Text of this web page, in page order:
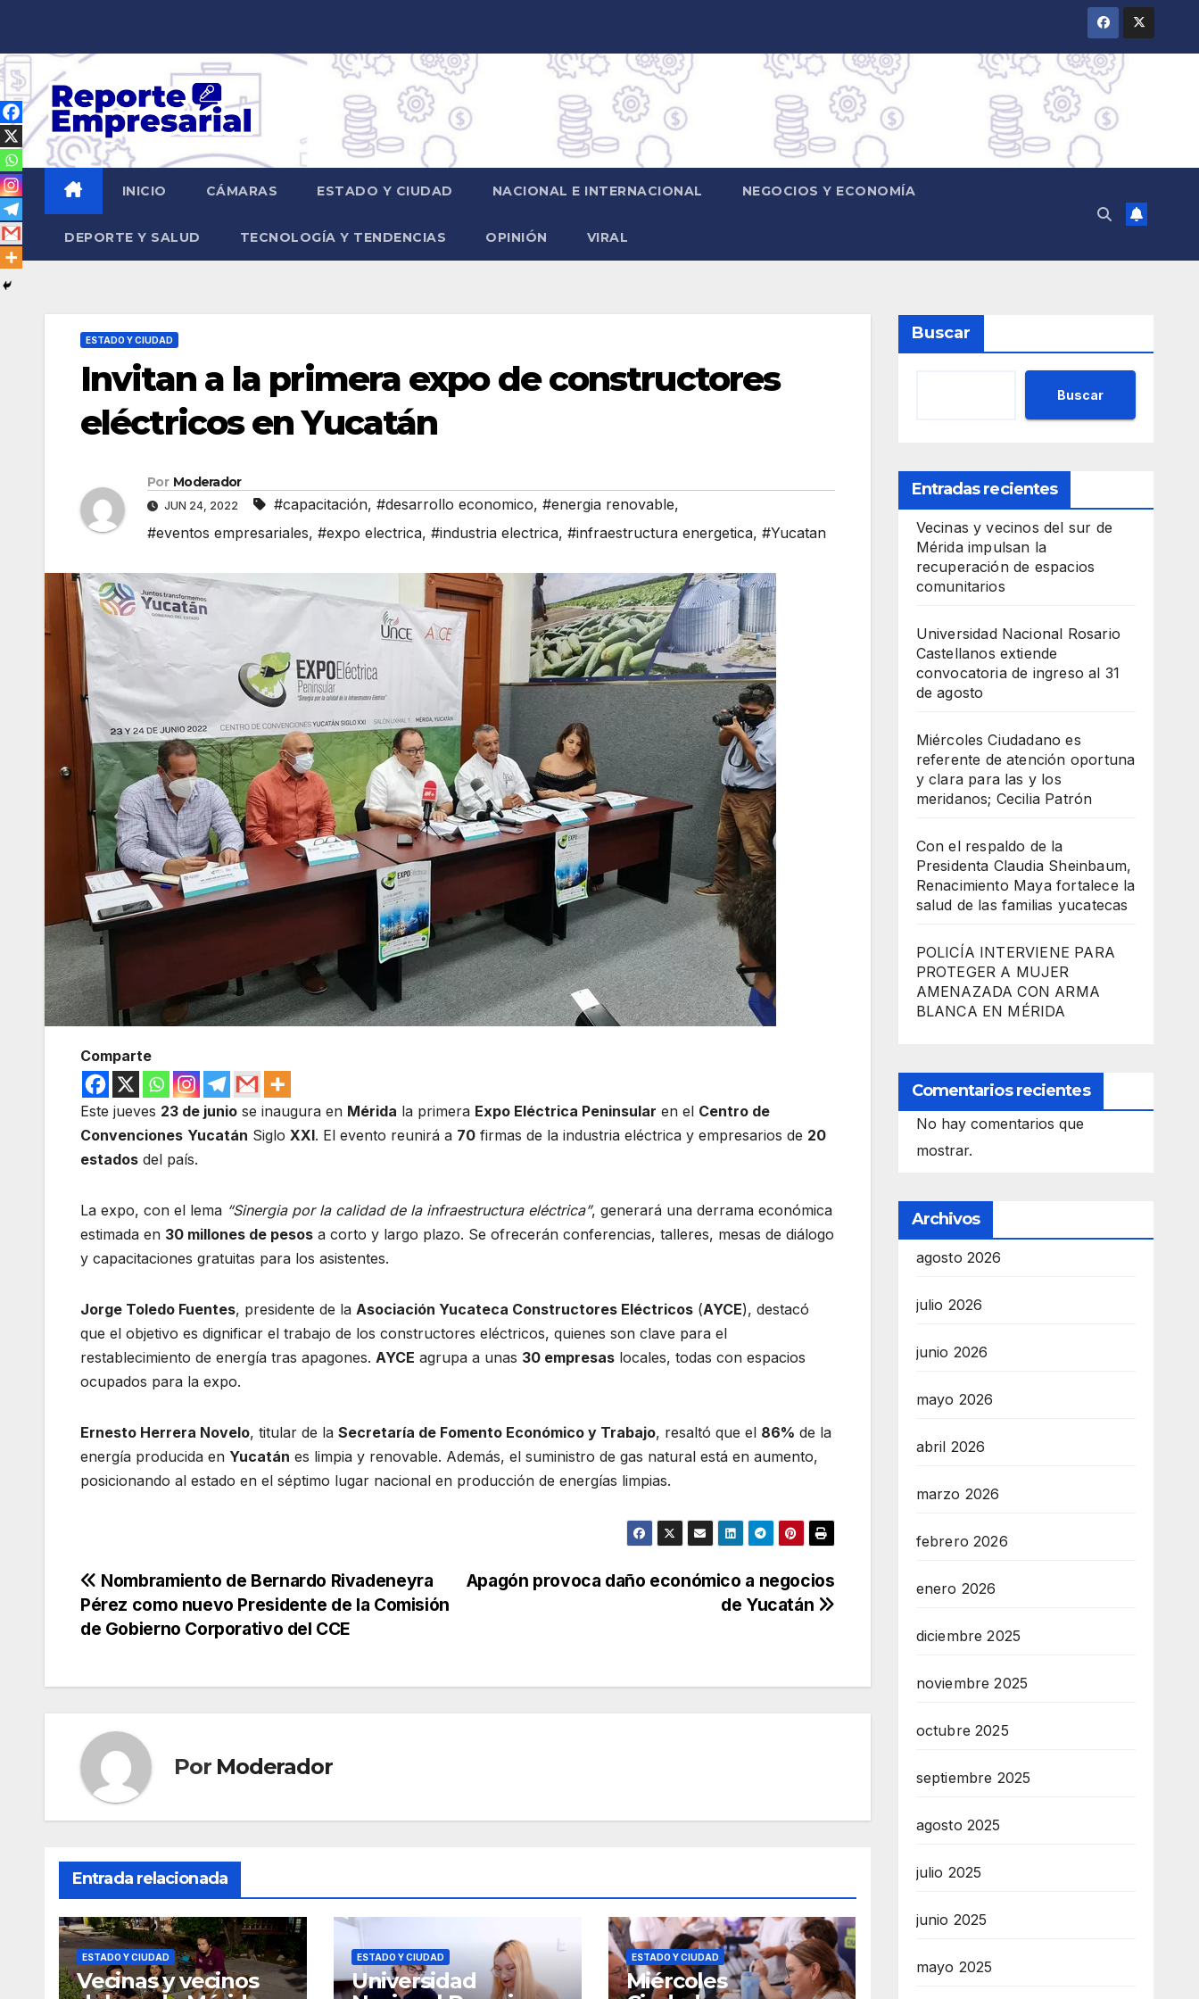
contenido
INICIO CÁMARAS ESTADO Y CIUDAD NACIONAL E INTERNACIONAL NEGOCIOS Y ECONOMÍA
DEPORTE Y SALUD TECNOLOGÍA Y TENDENCIAS OPINIÓN VIRAL
ESTADO Y CIUDAD
Invitan a la primera expo de constructores
eléctricos en Yucatán
Por Moderador
JUN 24, 2022 #capacitación, #desarrollo economico, #energia renovable,
#eventos empresariales, #expo electrica, #industria electrica, #infraestructura energetica, #Yucatan
Comparte
Este jueves 23 de junio se inaugura en Mérida la primera Expo Eléctrica Peninsular en el Centro de
Convenciones Yucatán Siglo XXI. El evento reunirá a 70 firmas de la industria eléctrica y empresarios de 20
estados del país.
La expo, con el lema “Sinergia por la calidad de la infraestructura eléctrica”, generará una derrama económica
estimada en 30 millones de pesos a corto y largo plazo. Se ofrecerán conferencias, talleres, mesas de diálogo
y capacitaciones gratuitas para los asistentes.
Jorge Toledo Fuentes, presidente de la Asociación Yucateca Constructores Eléctricos (AYCE), destacó
que el objetivo es dignificar el trabajo de los constructores eléctricos, quienes son clave para el
restablecimiento de energía tras apagones. AYCE agrupa a unas 30 empresas locales, todas con espacios
ocupados para la expo.
Ernesto Herrera Novelo, titular de la Secretaría de Fomento Económico y Trabajo, resaltó que el 86% de la
energía producida en Yucatán es limpia y renovable. Además, el suministro de gas natural está en aumento,
posicionando al estado en el séptimo lugar nacional en producción de energías limpias.
Navegación
de
Apagón provoca daño económico a negocios
de Yucatán
Nombramiento de Bernardo Rivadeneyra
Pérez como nuevo Presidente de la Comisión
de Gobierno Corporativo del CCE
Por Moderador
Entrada relacionada
ESTADO Y CIUDAD
Vecinas y vecinos
ESTADO Y CIUDAD
Universidad
ESTADO Y CIUDAD
Miércoles
Buscar
Buscar
Entradas recientes
Vecinas y vecinos del sur de
Mérida impulsan la
recuperación de espacios
comunitarios
Universidad Nacional Rosario
Castellanos extiende
convocatoria de ingreso al 31
de agosto
Miércoles Ciudadano es
referente de atención oportuna
y clara para las y los
meridanos; Cecilia Patrón
Con el respaldo de la
Presidenta Claudia Sheinbaum,
Renacimiento Maya fortalece la
salud de las familias yucatecas
POLICÍA INTERVIENE PARA
PROTEGER A MUJER
AMENAZADA CON ARMA
BLANCA EN MÉRIDA
Comentarios recientes
No hay comentarios que
mostrar.
Archivos
agosto 2026
julio 2026
junio 2026
mayo 2026
abril 2026
marzo 2026
febrero 2026
enero 2026
diciembre 2025
noviembre 2025
octubre 2025
septiembre 2025
agosto 2025
julio 2025
junio 2025
mayo 2025